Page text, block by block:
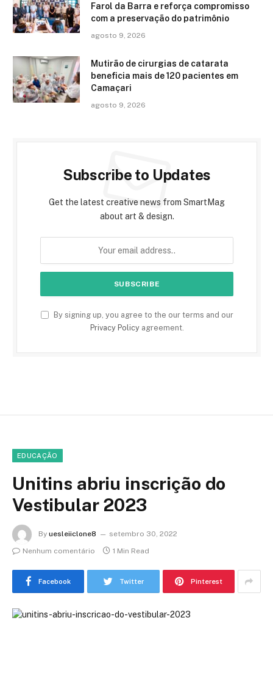
Farol da Barra e reforça compromisso
com a preservação do patrimônio
agosto 9, 2026
Mutirão de cirurgias de catarata
beneficia mais de 120 pacientes em
Camaçari
agosto 9, 2026
Subscribe to Updates
Get the latest creative news from SmartMag
about art & design.
By signing up, you agree to the our terms and our
Privacy Policyagreement.
EDUCAÇÃO
Unitins abriu inscrição do
Vestibular 2023
By uesleiiclone8
setembro 30, 2022
Nenhum comentário
1 Min Read
Facebook Twitter Pinterest